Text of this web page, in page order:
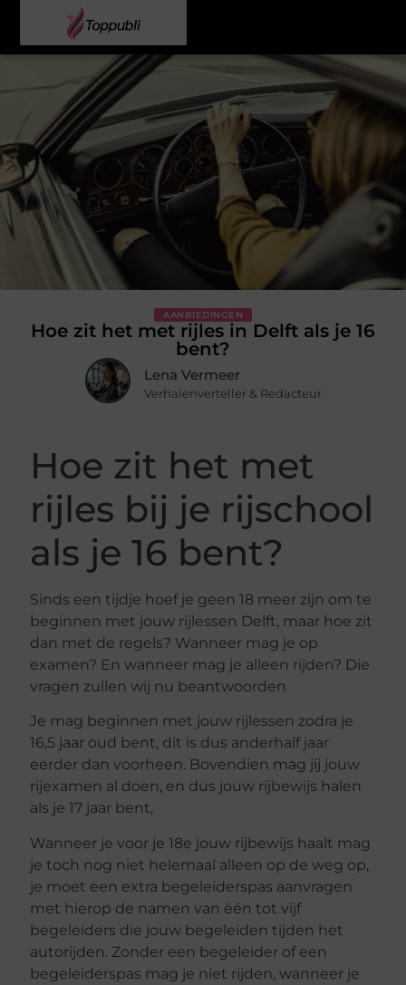
AANBIEDINGEN
Hoe zit het met rijles in Delft als je 16
bent?
Lena Vermeer
Verhalenverteller & Redacteur
Hoe zit het met
rijles bij je rijschool
als je 16 bent?
Sinds een tijdje hoef je geen 18 meer zijn om te
beginnen met jouw rijlessen Delft, maar hoe zit
dan met de regels? Wanneer mag je op
examen? En wanneer mag je alleen rijden? Die
vragen zullen wij nu beantwoorden
Je mag beginnen met jouw rijlessen zodra je
16,5 jaar oud bent, dit is dus anderhalf jaar
eerder dan voorheen. Bovendien mag jij jouw
rijexamen al doen, en dus jouw rijbewijs halen
als je 17 jaar bent,
Wanneer je voor je 18e jouw rijbewijs haalt mag
je toch nog niet helemaal alleen op de weg op,
je moet een extra begeleiderspas aanvragen
met hierop de namen van één tot vijf
begeleiders die jouw begeleiden tijden het
autorijden. Zonder een begeleider of een
begeleiderspas mag je niet rijden, wanneer je